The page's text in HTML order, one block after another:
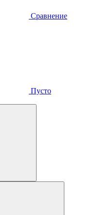
Сравнение
Пусто